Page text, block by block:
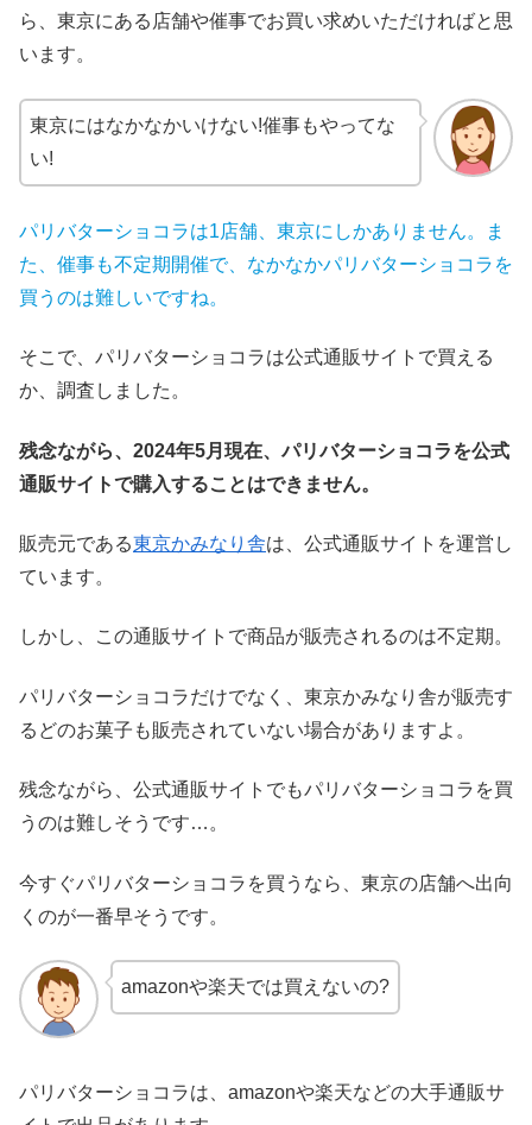
ら、東京にある店舗や催事でお買い求めいただければと思
います。
東京にはなかなかいけない!催事もやってな
い!
パリバターショコラは1店舗、東京にしかありません。ま
た、催事も不定期開催で、なかなかパリバターショコラを
買うのは難しいですね。
そこで、パリバターショコラは公式通販サイトで買える
か、調査しました。
残念ながら、2024年5月現在、パリバターショコラを公式
通販サイトで購入することはできません。
販売元である東京かみなり舎は、公式通販サイトを運営し
ています。
しかし、この通販サイトで商品が販売されるのは不定期。
パリバターショコラだけでなく、東京かみなり舎が販売す
るどのお菓子も販売されていない場合がありますよ。
残念ながら、公式通販サイトでもパリバターショコラを買
うのは難しそうです…。
今すぐパリバターショコラを買うなら、東京の店舗へ出向
くのが一番早そうです。
amazonや楽天では買えないの?
パリバターショコラは、amazonや楽天などの大手通販サ